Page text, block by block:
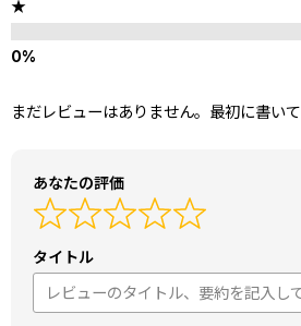
★
まだレビューはありません。最初に書いて
あなたの評価
タイトル